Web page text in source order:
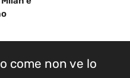
come non ve lo